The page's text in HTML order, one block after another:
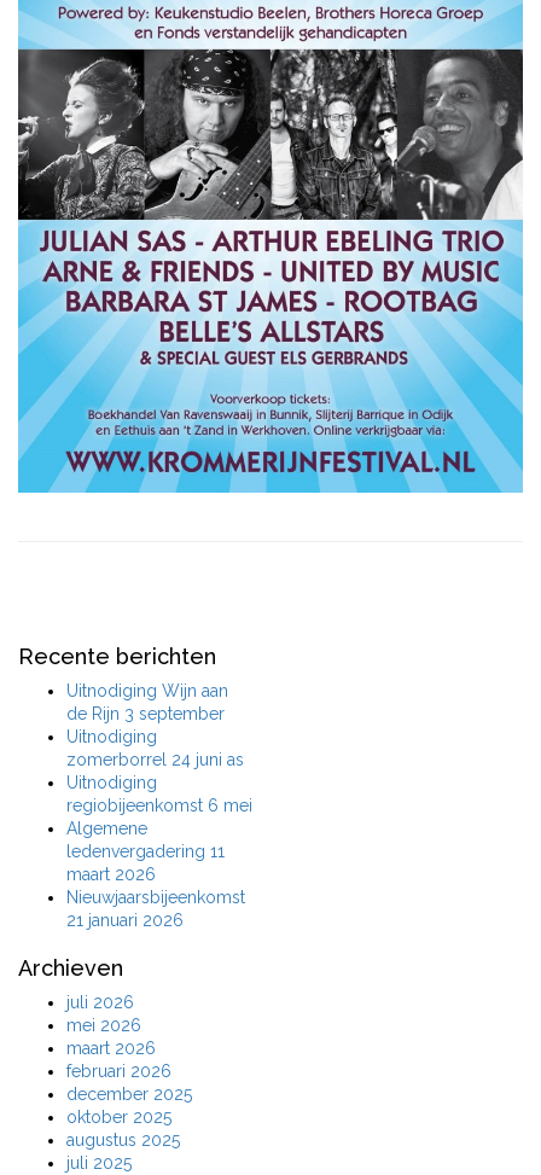
Recente berichten
Uitnodiging Wijn aan
de Rijn 3 september
Uitnodiging
zomerborrel 24 juni as
Uitnodiging
regiobijeenkomst 6 mei
Algemene
ledenvergadering 11
maart 2026
Nieuwjaarsbijeenkomst
21 januari 2026
Archieven
juli 2026
mei 2026
maart 2026
februari 2026
december 2025
oktober 2025
augustus 2025
juli 2025